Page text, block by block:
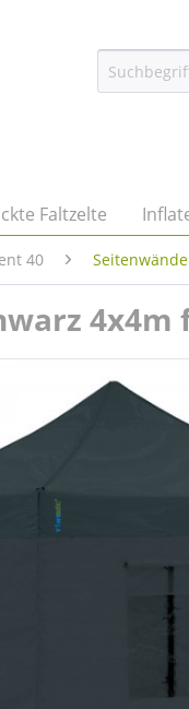
Faltzelte
40